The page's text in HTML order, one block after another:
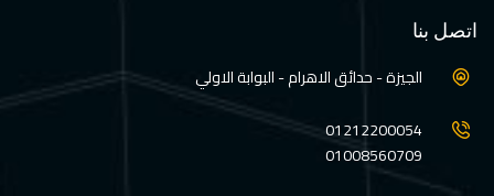
اتصل بنا
الجيزة - حدائق الاهرام - البوابة الاولي
01212200054
01008560709